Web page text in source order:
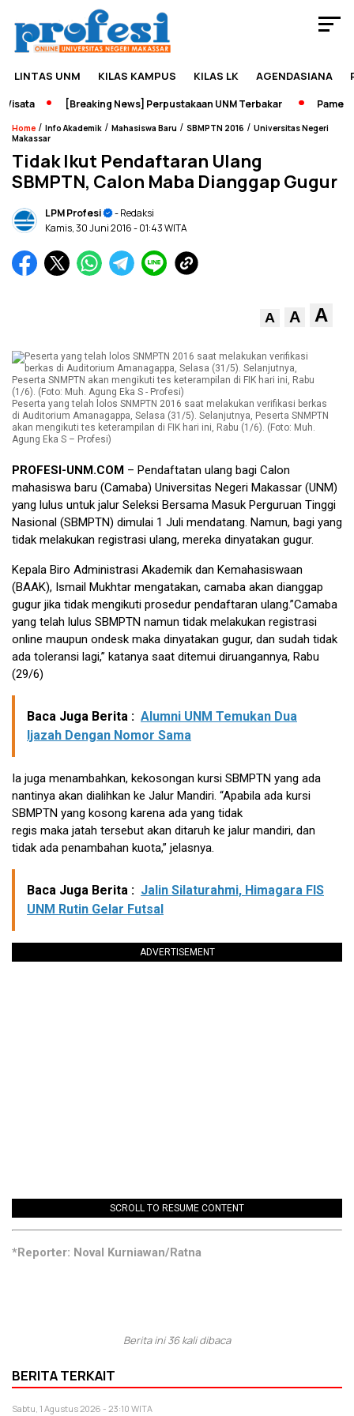
LINTAS UNM KILAS KAMPUS KILAS LK AGENDASIANA
[Breaking News] Perpustakaan UNM Terbakar Pameran
Home / Info Akademik / Mahasiswa Baru / SBMPTN 2016 / Universitas Negeri
Makassar
Tidak Ikut Pendaftaran Ulang
SBMPTN, Calon Maba Dianggap Gugur
LPM Profesi
- Redaksi
Kamis, 30 Juni 2016- 01:43 WITA
A A A
Peserta yang telah lolos SNMPTN 2016 saat melakukan verifikasi berkas
di Auditorium Amanagappa, Selasa (31/5). Selanjutnya, Peserta SNMPTN
akan mengikuti tes keterampilan di FIK hari ini, Rabu (1/6). (Foto: Muh.
Agung Eka S – Profesi)
PROFESI-UNM.COM – Pendaftatan ulang bagi Calon
mahasiswa baru (Camaba) Universitas Negeri Makassar (UNM)
yang lulus untuk jalur Seleksi Bersama Masuk Perguruan Tinggi
Nasional (SBMPTN) dimulai 1 Juli mendatang. Namun, bagi yang
tidak melakukan registrasi ulang, mereka dinyatakan gugur.
Kepala Biro Administrasi Akademik dan Kemahasiswaan
(BAAK), Ismail Mukhtar mengatakan, camaba akan dianggap
gugur jika tidak mengikuti prosedur pendaftaran ulang.”Camaba
yang telah lulus SBMPTN namun tidak melakukan registrasi
online maupun ondesk maka dinyatakan gugur, dan sudah tidak
ada toleransi lagi,” katanya saat ditemui diruangannya, Rabu
(29/6)
Baca Juga Berita : Alumni UNM Temukan Dua
Ijazah Dengan Nomor Sama
Ia juga menambahkan, kekosongan kursi SBMPTN yang ada
nantinya akan dialihkan ke Jalur Mandiri. “Apabila ada kursi
SBMPTN yang kosong karena ada yang tidak
regis maka jatah tersebut akan ditaruh ke jalur mandiri, dan
tidak ada penambahan kuota,” jelasnya.
Baca Juga Berita : Jalin Silaturahmi, Himagara FIS
UNM Rutin Gelar Futsal
ADVERTISEMENT
SCROLL TO RESUME CONTENT
*Reporter: Noval Kurniawan/Ratna
Berita ini 36 kali dibaca
BERITA TERKAIT
Sabtu, 1 Agustus 2026 - 23:10 WITA